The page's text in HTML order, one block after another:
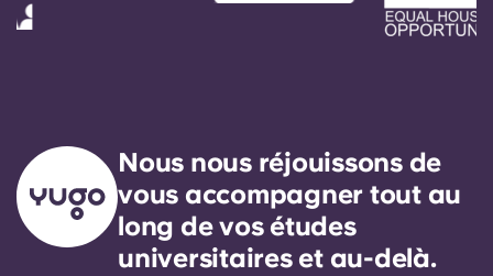
Nous nous réjouissons de
vous accompagner tout au
long de vos études
universitaires et au-delà.